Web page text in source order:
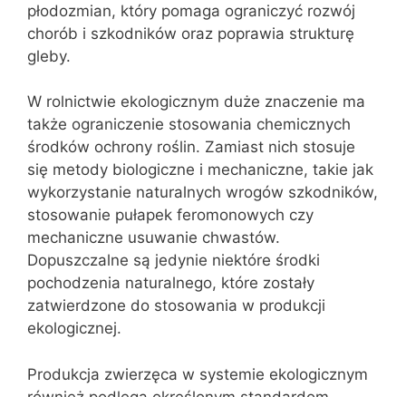
płodozmian, który pomaga ograniczyć rozwój
chorób i szkodników oraz poprawia strukturę
gleby.
W rolnictwie ekologicznym duże znaczenie ma
także ograniczenie stosowania chemicznych
środków ochrony roślin. Zamiast nich stosuje
się metody biologiczne i mechaniczne, takie jak
wykorzystanie naturalnych wrogów szkodników,
stosowanie pułapek feromonowych czy
mechaniczne usuwanie chwastów.
Dopuszczalne są jedynie niektóre środki
pochodzenia naturalnego, które zostały
zatwierdzone do stosowania w produkcji
ekologicznej.
Produkcja zwierzęca w systemie ekologicznym